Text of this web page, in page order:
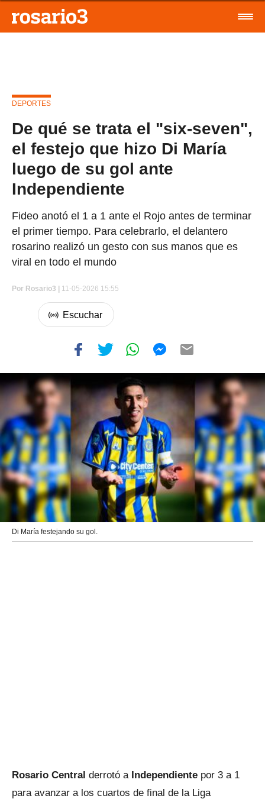
DEPORTES
De qué se trata el "six-seven",
el festejo que hizo Di María
luego de su gol ante
Independiente
Fideo anotó el 1 a 1 ante el Rojo antes de terminar
el primer tiempo. Para celebrarlo, el delantero
rosarino realizó un gesto con sus manos que es
viral en todo el mundo
Por Rosario3 | 11-05-2026 15:55
Di María festejando su gol.
Rosario Central derrotó a Independiente por 3 a 1
para avanzar a los cuartos de final de la Liga